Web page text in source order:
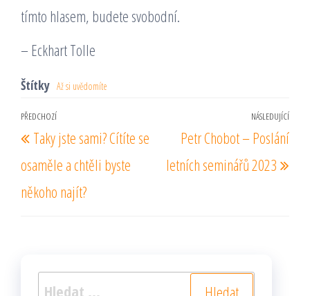
tímto hlasem, budete svobodní.
– Eckhart Tolle
Štítky Až si uvědomíte
Navigace
pro
příspěvek
Předchozí
příspěvek
PŘEDCHOZÍ
Taky jste sami? Cítíte se
osaměle a chtěli byste
někoho najít?
NÁSLEDUJÍCÍ
Petr Chobot – Poslání
letních seminářů 2023
Vyhledávání